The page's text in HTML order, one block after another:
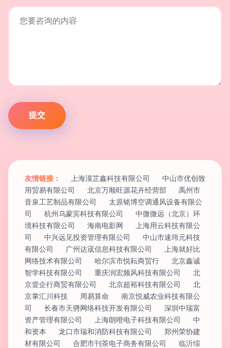
友情链接： 上海漠芷鑫科技有限公司
中山市优创致
用贸易有限公司
北京万顺旺源花卉经营部
禹州市
音泉工艺制品有限公司
太原铭博空调通风设备有限公
司
杭州乌蒙宾科技有限公司
中微微远（北京）环
境科技有限公司
海南电影网
上海用云科技有限公
司
中兴远见投资管理有限公司
中山市速玮元科技
有限公司
广州达宬信息科技有限公司
上海就好比
网络技术有限公司
哈尔滨市悦耘商贸行
北京鑫诚
智学科技有限公司
重庆润宏频风科技有限公司
北
京壹企行商贸有限公司
北京超裕科技有限公司
北
京掌汇川科技
周易算命
南京悦威农业科技有限公
司
长春市天骋网络科技开发有限公司
深圳中瑞富
资产管理有限公司
上海朗噔电子科技有限公司
中
和资本
龙口市瑞和消防科技有限公司
郑州荣协建
材有限公司
合肥市刊茶电子商务有限公司
临沂综